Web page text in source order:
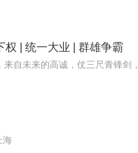
权 | 统一大业 | 群雄争霸
海